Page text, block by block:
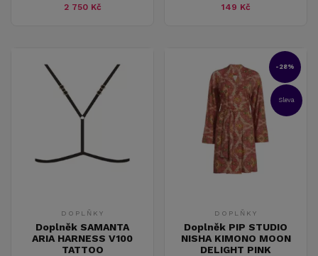
2 750 Kč 149 Kč
DOPLŇKY
Doplněk SAMANTA
ARIA HARNESS V100
TATTOO
-28%
Sleva
DOPLŇKY
Doplněk PIP STUDIO
NISHA KIMONO MOON
DELIGHT PINK